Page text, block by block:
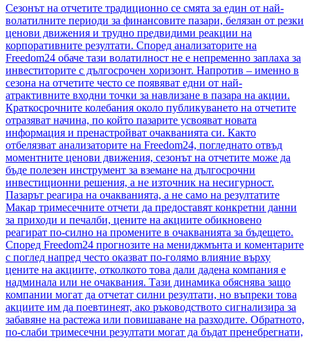
Навигация
Сезонът на отчетите традиционно се смята за един от най-
волатилните периоди за финансовите пазари, белязан от резки
ценови движения и трудно предвидими реакции на
корпоративните резултати. Според анализаторите на
Freedom24 обаче тази волатилност не е непременно заплаха за
инвеститорите с дългосрочен хоризонт. Напротив – именно в
сезона на отчетите често се появяват едни от най-
атрактивните входни точки за навлизане в пазара на акции.
Краткосрочните колебания около публикуването на отчетите
отразяват начина, по който пазарите усвояват новата
информация и пренастройват очакванията си. Както
отбелязват анализаторите на Freedom24, погледнато отвъд
моментните ценови движения, сезонът на отчетите може да
бъде полезен инструмент за вземане на дългосрочни
инвестиционни решения, а не източник на несигурност.
Пазарът реагира на очакванията, а не само на резултатите
Макар тримесечните отчети да предоставят конкретни данни
за приходи и печалби, цените на акциите обикновено
реагират по-силно на промените в очакванията за бъдещето.
Според Freedom24 прогнозите на мениджмънта и коментарите
с поглед напред често оказват по-голямо влияние върху
цените на акциите, отколкото това дали дадена компания е
надминала или не очаквания. Тази динамика обяснява защо
компании могат да отчетат силни резултати, но въпреки това
акциите им да поевтинеят, ако ръководството сигнализира за
забавяне на растежа или повишаване на разходите. Обратното,
по-слаби тримесечни резултати могат да бъдат пренебрегнати,